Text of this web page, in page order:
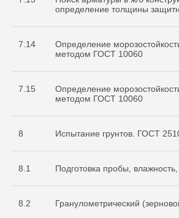
определение толщины
7.14
Определение
методом ГОСТ 10060
7.15
Определение
методом ГОСТ 10060
8 Испытание грунтов. ГОСТ
8.1 Подготовка пробы,
8.2 Гранулометрический